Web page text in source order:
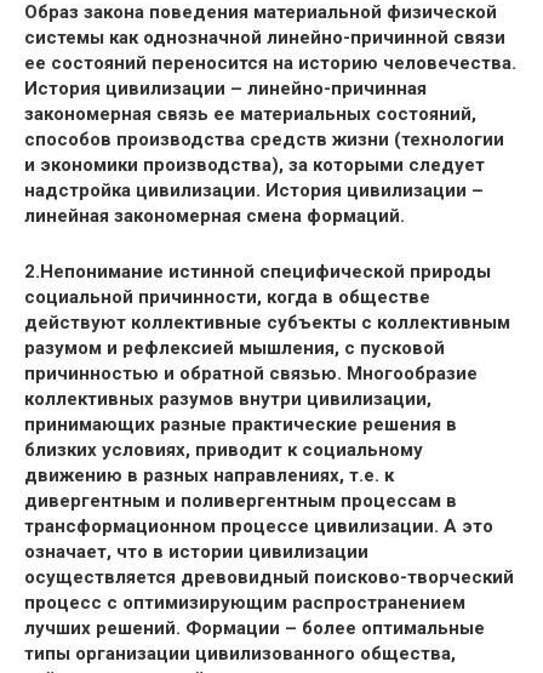
Образ закона поведения материальной физической
системы как однозначной линейно-причинной связи
ее состояний переносится на историю человечества.
История цивилизации – линейно-причинная
закономерная связь ее материальных состояний,
способов производства средств жизни (технологии
и экономики производства), за которыми следует
надстройка цивилизации. История цивилизации –
линейная закономерная смена формаций.
2.Непонимание истинной специфической природы
социальной причинности, когда в обществе
действуют коллективные субъекты с коллективным
разумом и рефлексией мышления, с пусковой
причинностью и обратной связью. Многообразие
коллективных разумов внутри цивилизации,
принимающих разные практические решения в
близких условиях, приводит к социальному
движению в разных направлениях, т.е. к
дивергентным и поливергентным процессам в
трансформационном процессе цивилизации. А это
означает, что в истории цивилизации
осуществляется древовидный поисково-творческий
процесс с оптимизирующим распространением
лучших решений. Формации – более оптимальные
типы организации цивилизованного общества,